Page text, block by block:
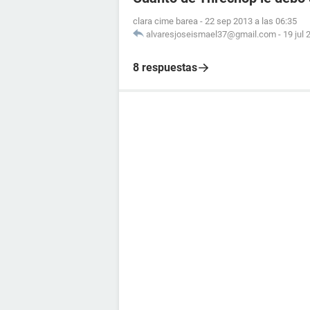
clara cime barea - 22 sep 2013 a las 06:35
alvaresjoseismael37@gmail.com - 19 jul
8 respuestas